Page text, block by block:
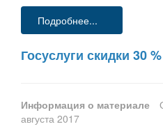
Подробнее...
Госуслуги скидки 30 %
Информация о материале
августа 2017